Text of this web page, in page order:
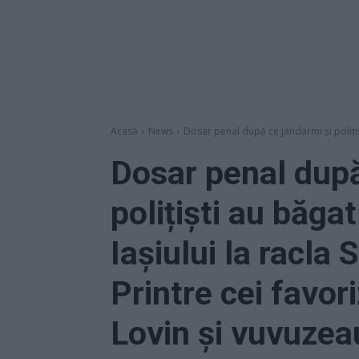
Acasă News Dosar penal după ce jandarmi și
Dosar penal
polițiști au
Iașiului la racla
Printre cei
Lovin și